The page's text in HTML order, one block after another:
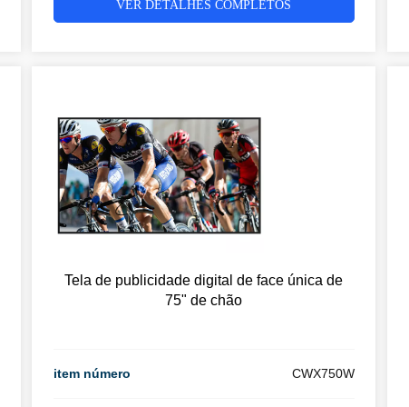
VER DETALHES COMPLETOS
Tela de publicidade digital de face única de
75" de chão
item número CWX750W